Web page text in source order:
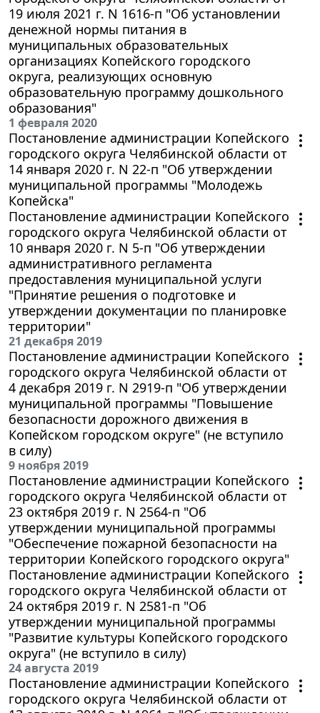
19 июля 2021 г. N 1616-п "Об установлении
денежной нормы питания в
муниципальных образовательных
организациях Копейского городского
округа, реализующих основную
образовательную программу дошкольного
образования"
1 февраля 2020
Постановление администрации Копейского
городского округа Челябинской области от
14 января 2020 г. N 22-п "Об утверждении
муниципальной программы "Молодежь
Копейска"
Постановление администрации Копейского
городского округа Челябинской области от
10 января 2020 г. N 5-п "Об утверждении
административного регламента
предоставления муниципальной услуги
"Принятие решения о подготовке и
утверждении документации по планировке
территории"
21 декабря 2019
Постановление администрации Копейского
городского округа Челябинской области от
4 декабря 2019 г. N 2919-п "Об утверждении
муниципальной программы "Повышение
безопасности дорожного движения в
Копейском городском округе" (не вступило
в силу)
9 ноября 2019
Постановление администрации Копейского
городского округа Челябинской области от
23 октября 2019 г. N 2564-п "Об
утверждении муниципальной программы
"Обеспечение пожарной безопасности на
территории Копейского городского округа"
Постановление администрации Копейского
городского округа Челябинской области от
24 октября 2019 г. N 2581-п "Об
утверждении муниципальной программы
"Развитие культуры Копейского городского
округа" (не вступило в силу)
24 августа 2019
Постановление администрации Копейского
городского округа Челябинской области от